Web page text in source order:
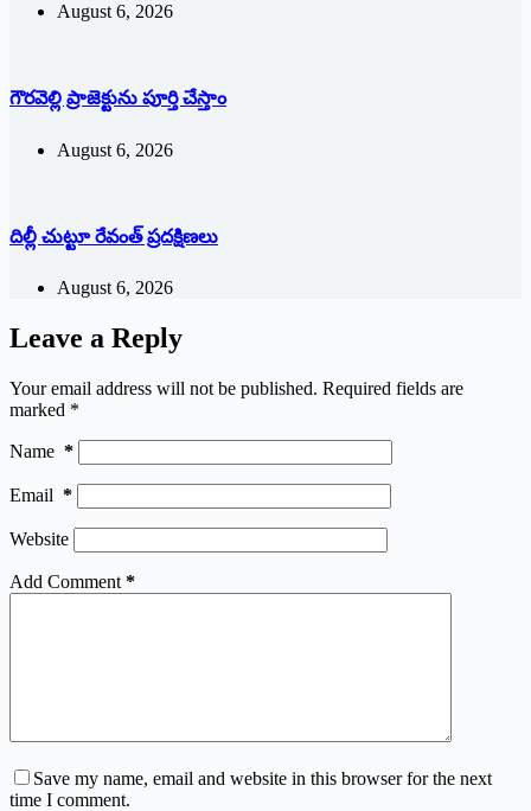
August 6, 2026
గౌరవెల్లి ప్రాజెక్టును పూర్తి చేస్తాం
August 6, 2026
దిల్లీ చుట్టూ రేవంత్ ప్ర‌ద‌క్షిణ‌లు
August 6, 2026
Leave a Reply
Your email address will not be published. Required fields are
marked *
Name *
Email *
Website
Add Comment *
Save my name, email and website in this browser for the next
time I comment.